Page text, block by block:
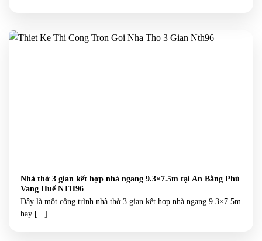
Nhà thờ 3 gian kết hợp nhà ngang 9.3×7.5m tại An Bằng Phú
Vang Huế NTH96
Đây là một công trình nhà thờ 3 gian kết hợp nhà ngang 9.3×7.5m
hay [...]